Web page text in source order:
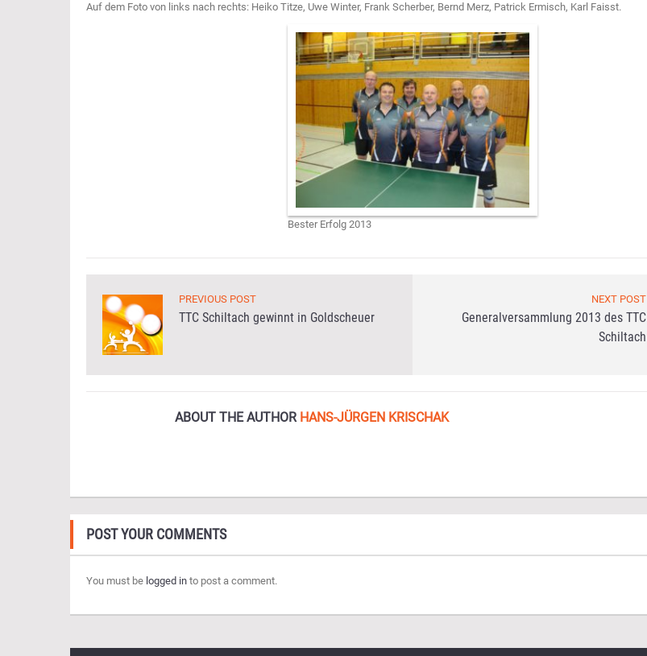
Auf dem Foto von links nach rechts: Heiko Titze, Uwe Winter, Frank Scherber, Bernd Merz, Patrick Ermisch, Karl Faisst.
Bester Erfolg 2013
PREVIOUS POST
TTC Schiltach gewinnt in Goldscheuer
NEXT POST
Generalversammlung 2013 des TTC
Schiltach
ABOUT THE AUTHOR HANS-JÜRGEN KRISCHAK
POST YOUR COMMENTS
You must be logged in to post a comment.